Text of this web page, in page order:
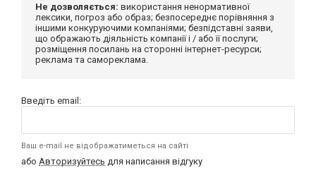
Не дозволяється: використання ненормативної
лексики, погроз або образ; безпосереднє порівняння з
іншими конкуруючими компаніями; безпідставні заяви,
що ображають діяльність компанії і / або її послуги;
розміщення посилань на сторонні інтернет-ресурси;
реклама та самореклама.
Введіть email:
Ваш e-mail не відображатиметься на сайті
або Авторизуйтесь для написання відгуку